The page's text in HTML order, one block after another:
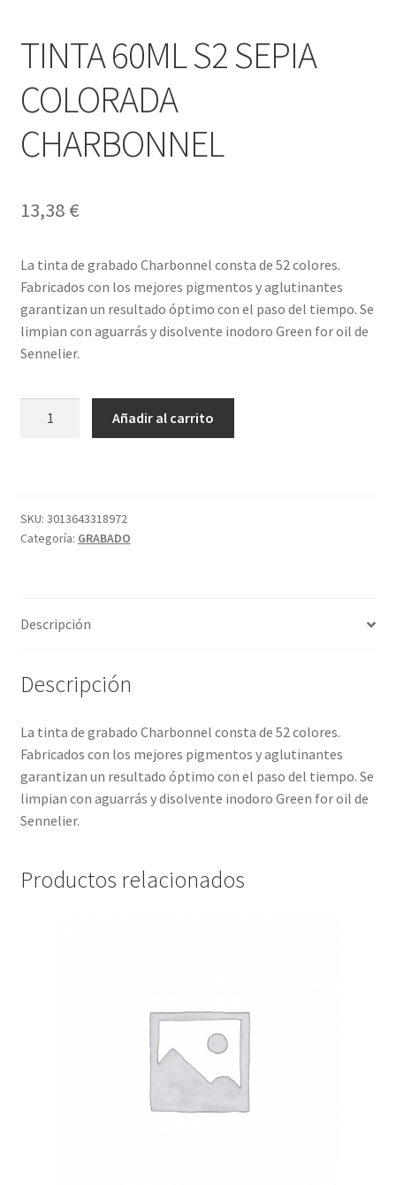
TINTA 60ML S2 SEPIA
COLORADA
CHARBONNEL
13,38 €
La tinta de grabado Charbonnel consta de 52 colores.
Fabricados con los mejores pigmentos y aglutinantes
garantizan un resultado óptimo con el paso del tiempo. Se
limpian con aguarrás y disolvente inodoro Green for oil de
Sennelier.
CHARBONNEL
cantidad
Añadir al carrito
SKU: 3013643318972
Categoría: GRABADO
Descripción
Descripción
La tinta de grabado Charbonnel consta de 52 colores.
Fabricados con los mejores pigmentos y aglutinantes
garantizan un resultado óptimo con el paso del tiempo. Se
limpian con aguarrás y disolvente inodoro Green for oil de
Sennelier.
Productos relacionados